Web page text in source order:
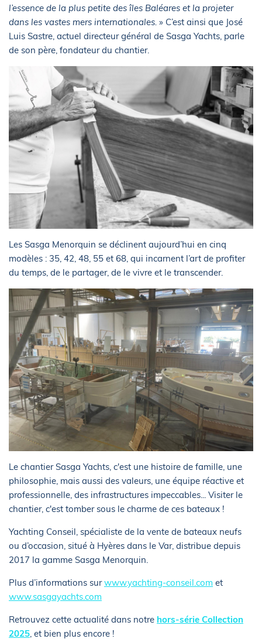
l’essence de la plus petite des îles Baléares et la projeter
dans les vastes mers internationales. » C’est ainsi que José
Luis Sastre, actuel directeur général de Sasga Yachts, parle
de son père, fondateur du chantier.
Les Sasga Menorquin se déclinent aujourd’hui en cinq
modèles : 35, 42, 48, 55 et 68, qui incarnent l’art de profiter
du temps, de le partager, de le vivre et le transcender.
Le chantier Sasga Yachts, c'est une histoire de famille, une
philosophie, mais aussi des valeurs, une équipe réactive et
professionnelle, des infrastructures impeccables... Visiter le
chantier, c'est tomber sous le charme de ces bateaux !
Yachting Conseil, spécialiste de la vente de bateaux neufs
ou d’occasion, situé à Hyères dans le Var, distribue depuis
2017 la gamme Sasga Menorquin.
Plus d’informations surwww.yachting-conseil.com et
www.sasgayachts.com
Retrouvez cette actualité dans notre hors-série Collection
2025, et bien plus encore !